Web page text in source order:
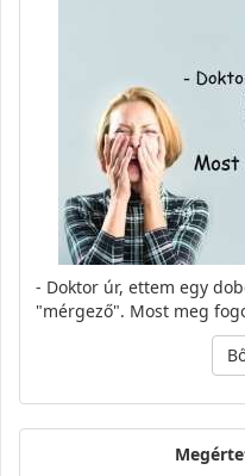
- Doktor úr, ettem egy
"mérgező". Most meg